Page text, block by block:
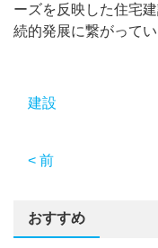
ーズを反映した住宅
続的発展に繋がってい
建設
< 前
おすすめ